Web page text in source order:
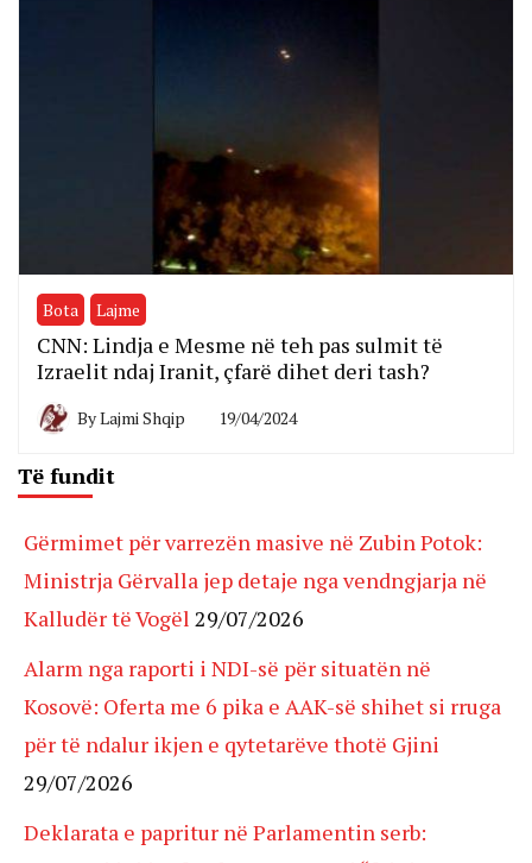
Bota Lajme
CNN: Lindja e Mesme në teh pas sulmit të
Izraelit ndaj Iranit, çfarë dihet deri tash?
ByLajmi Shqip 19/04/2024
Të fundit
Gërmimet për varrezën masive në Zubin Potok:
Ministrja Gërvalla jep detaje nga vendngjarja në
Kalludër të Vogël 29/07/2026
Alarm nga raporti i NDI-së për situatën në
Kosovë: Oferta me 6 pika e AAK-së shihet si rruga
për të ndalur ikjen e qytetarëve thotë Gjini
29/07/2026
Deklarata e papritur në Parlamentin serb: